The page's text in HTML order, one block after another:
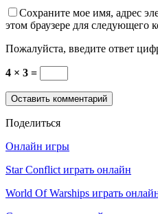
Сохраните мое имя, адрес
этом браузере для следующего
Пожалуйста, введите ответ
4 × 3 =
Поделиться
Онлайн игры
Star Conflict играть онлайн
World Of Warships играть